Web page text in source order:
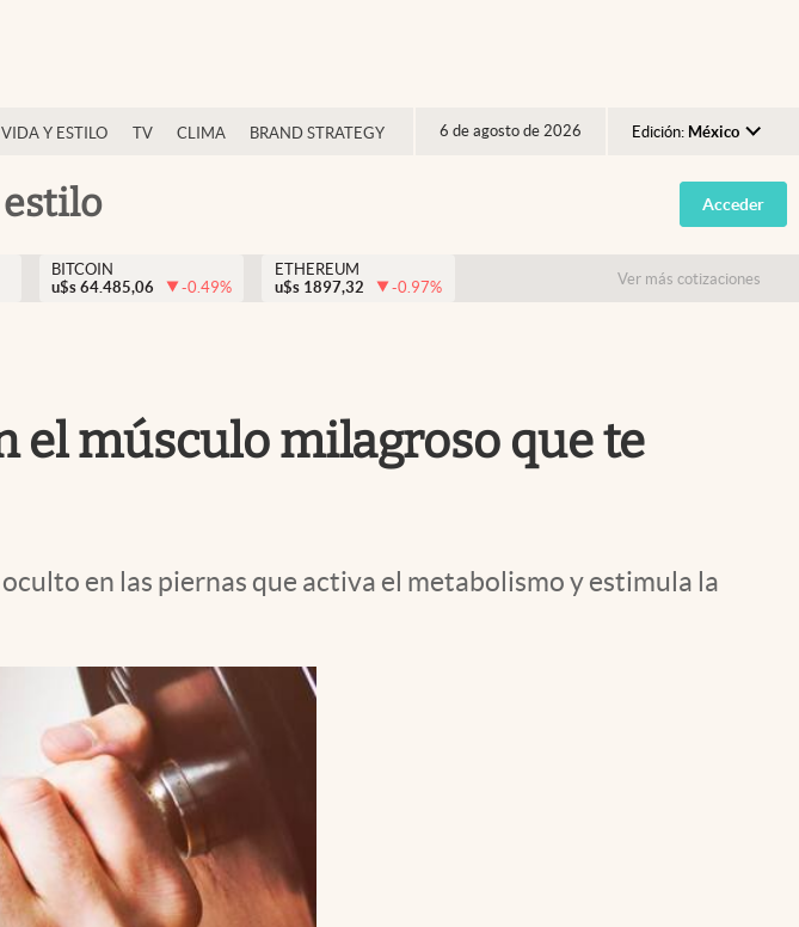
VIDA Y ESTILO TV CLIMA BRAND STRATEGY 6 de agosto de 2026 Edición: México
Argentina
España
USA
Acceder
BITCOIN
u$s 64.485,06 -0.49%
ETHEREUM
u$s 1897,32 -0.97% Ver más cotizaciones
el músculo milagroso que te
en las piernas que activa el metabolismo y estimula la